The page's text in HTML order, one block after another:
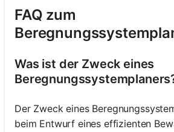
FAQ zum
Was ist der Zweck eines
Der Zweck eines
beim Entwurf eines effizienten